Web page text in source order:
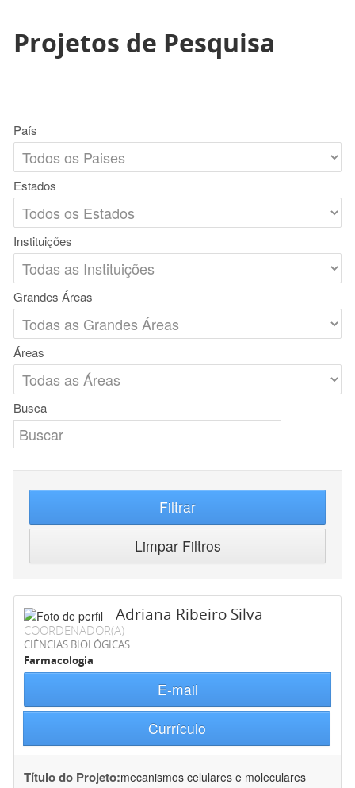
Projetos de Pesquisa
País
Estados
Instituições
Grandes Áreas
Áreas
Busca
Filtrar
Limpar Filtros
Adriana Ribeiro Silva
COORDENADOR(A)
CIÊNCIAS BIOLÓGICAS
Farmacologia
E-mail
Currículo
Título do Projeto:mecanismos celulares e moleculares